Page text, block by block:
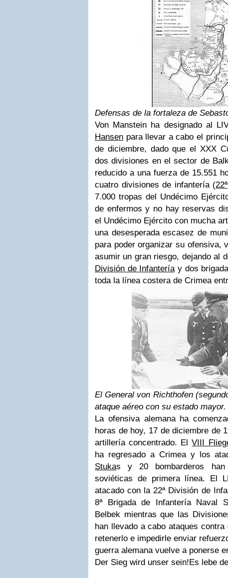
Defensas de la fortaleza de
Von Manstein ha designado al
Hansen para llevar a cabo el
de diciembre, dado que el XXX
dos divisiones en el sector de
reducido a una fuerza de 15.551
cuatro divisiones de infantería (22ª
7.000 tropas del Undécimo
de enfermos y no hay reservas
el Undécimo Ejército con mucha
una desesperada escasez de
para poder organizar su ofensiva,
asumir un gran riesgo, dejando al
División de Infanteríay dos
toda la línea costera de Crimea
El General von Richthofen
ataque aéreo con su estado mayor.
La ofensiva alemana ha
horas de hoy, 17 de diciembre de
artillería concentrado. ElVIII
ha regresado a Crimea y los
Stukas y 20 bombarderos han
soviéticas de primera línea. El
atacado con la 22ª División de
8ª Brigada de Infantería Naval
Belbek mientras que las
han llevado a cabo ataques
retenerlo e impedirle enviar
guerra alemana vuelve a ponerse
Der Sieg wird unser sein!Es lebe